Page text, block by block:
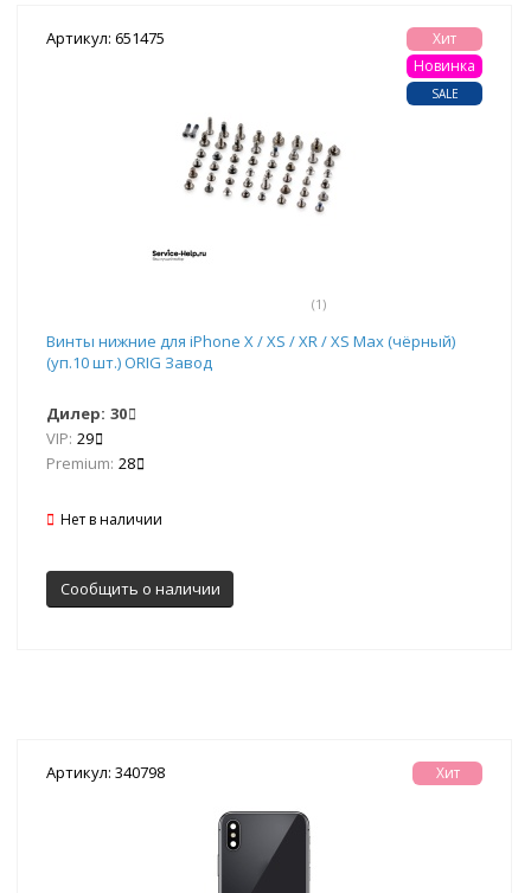
Артикул: 651475
(1)
Хит
Новинка
SALE
Винты нижние для iPhone X / XS / XR / XS Max (чёрный)
(уп.10 шт.) ORIG Завод
Дилер: 30
VIP: 29
Premium: 28
Нет в наличии
Сообщить о наличии
Артикул: 340798 Хит